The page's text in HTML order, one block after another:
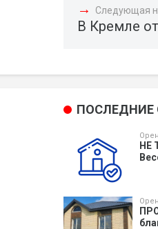
→ Следующая
В Кремле
ПОСЛЕДНИЕ
НЕ